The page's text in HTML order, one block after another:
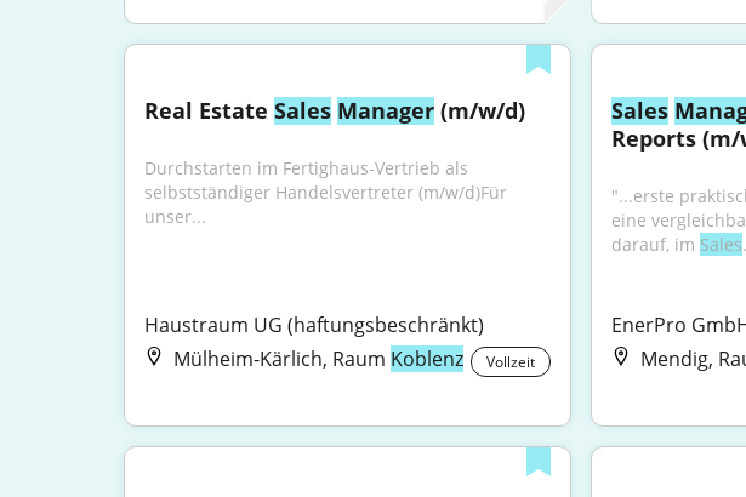
Real Estate Sales Manager (m/w/d)
Durchstarten im Fertighaus-Vertrieb als
selbstständiger Handelsvertreter (m/w/d)Für
unser...
Haustraum UG (haftungsbeschränkt)
Mülheim-Kärlich, Raum Koblenz Vollzeit
Sales
Reports
"...erste
eine
darauf, im Sales
EnerPro
Mendig,